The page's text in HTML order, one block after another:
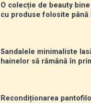
O colecție de beauty
cu produse folosite până
Sandalele minimaliste
hainelor să rămână în
Recondiționarea